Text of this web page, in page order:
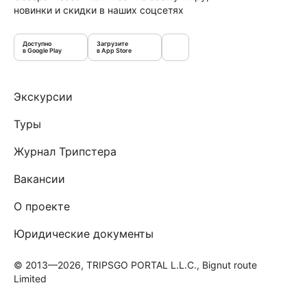
новинки и скидки в наших соцсетях
Доступно
в Google Play
Загрузите
в App Store
Экскурсии
Туры
Журнал Трипстера
Вакансии
О проекте
Юридические документы
© 2013—2026, TRIPSGO PORTAL L.L.C., Bignut route
Limited